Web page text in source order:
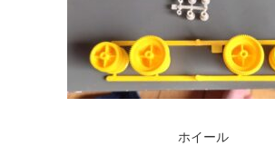
ホイール